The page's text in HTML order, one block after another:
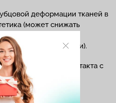
деформации тканей в
(может снижать
риски
инъекции).
для адекватного контакта с
наркозу